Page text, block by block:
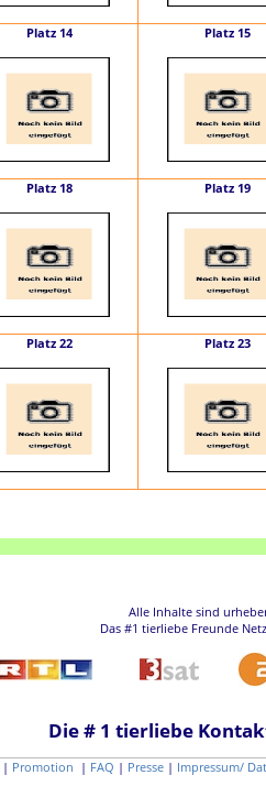
Platz 14 Platz 15
Platz 18 Platz 19
Platz 22 Platz 23
Alle Inhalte sind
Das #1 tierliebe Freunde
Die # 1 tierliebe
| Promotion | FAQ | Presse | Impressum/